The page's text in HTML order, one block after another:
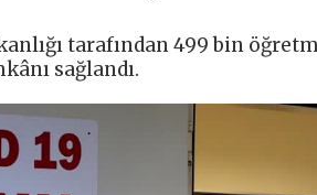
tarafından 499 bin
sağlandı.